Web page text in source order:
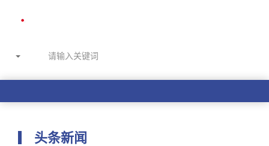
头条新闻